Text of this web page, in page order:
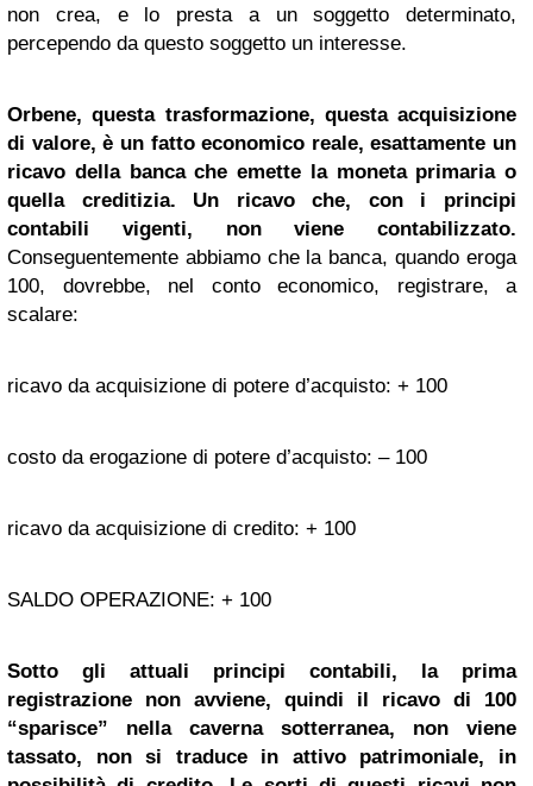
non crea, e lo presta a un soggetto determinato,
percependo da questo soggetto un interesse.
Orbene, questa trasformazione, questa acquisizione
di valore, è un fatto economico reale, esattamente un
ricavo della banca che emette la moneta primaria o
quella creditizia. Un ricavo che, con i principi
contabili vigenti, non viene contabilizzato.
Conseguentemente abbiamo che la banca, quando eroga
100, dovrebbe, nel conto economico, registrare, a
scalare:
ricavo da acquisizione di potere d’acquisto: + 100
costo da erogazione di potere d’acquisto: – 100
ricavo da acquisizione di credito: + 100
SALDO OPERAZIONE: + 100
Sotto gli attuali principi contabili, la prima
registrazione non avviene, quindi il ricavo di 100
“sparisce” nella caverna sotterranea, non viene
tassato, non si traduce in attivo patrimoniale, in